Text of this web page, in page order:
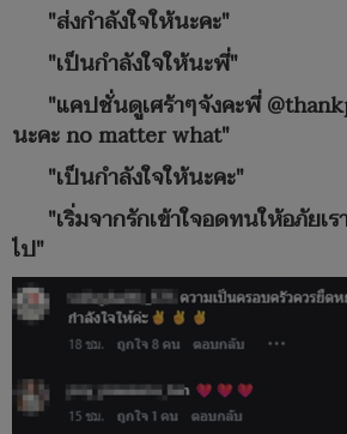
"ส่งกำลังใจให้นะคะ"
"เป็นกำลังใจให้นะพี่"
"แคปชั่นดูเศร้าๆจังคะพี่
นะคะ no matter what"
"เป็นกำลังใจให้นะคะ"
"เริ่มจากรักเข้าใจอดทนให้อภัยเ
ไป"